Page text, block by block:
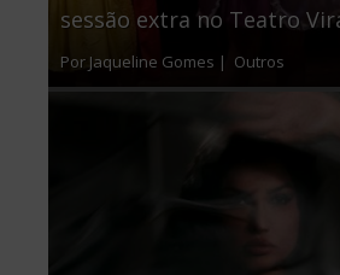
sessão extra no Teatro
Por Jaqueline Gomes | Outros